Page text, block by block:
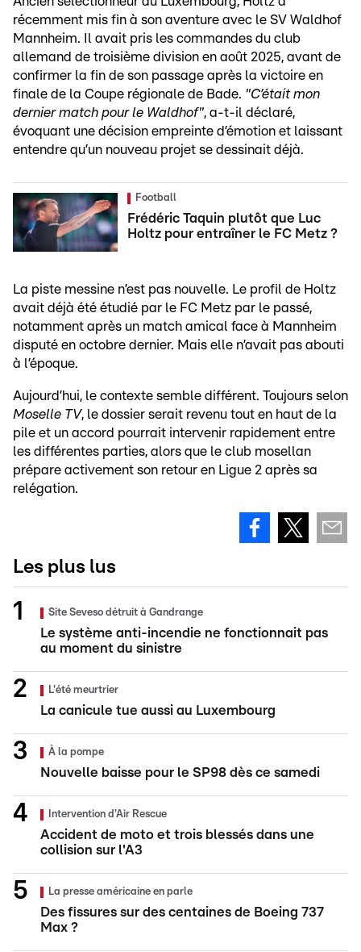
récemment mis fin à son aventure avec le SV Waldhof
Mannheim. Il avait pris les commandes du club
allemand de troisième division en août 2025, avant de
confirmer la fin de son passage après la victoire en
finale de la Coupe régionale de Bade. "C’était mon
dernier match pour le Waldhof", a-t-il déclaré,
évoquant une décision empreinte d’émotion et laissant
entendre qu’un nouveau projet se dessinait déjà.
Football
Frédéric Taquin plutôt que Luc
Holtz pour entraîner le FC Metz ?
La piste messine n’est pas nouvelle. Le profil de Holtz
avait déjà été étudié par le FC Metz par le passé,
notamment après un match amical face à Mannheim
disputé en octobre dernier. Mais elle n’avait pas abouti
à l’époque.
Aujourd’hui, le contexte semble différent. Toujours selon
Moselle TV, le dossier serait revenu tout en haut de la
pile et un accord pourrait intervenir rapidement entre
les différentes parties, alors que le club mosellan
prépare activement son retour en Ligue 2 après sa
relégation.
Les plus lus
Site Seveso détruit à Gandrange
Le système anti-incendie ne fonctionnait pas
au moment du sinistre
L'été meurtrier
La canicule tue aussi au Luxembourg
À la pompe
Nouvelle baisse pour le SP98 dès ce samedi
Intervention d'Air Rescue
Accident de moto et trois blessés dans une
collision sur l'A3
La presse américaine en parle
Des fissures sur des centaines de Boeing 737
Max ?